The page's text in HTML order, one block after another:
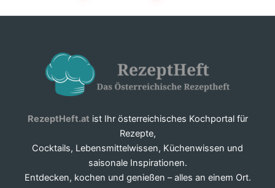
RezeptHeft.at ist Ihr österreichisches Kochportal für
Rezepte,
Cocktails, Lebensmittelwissen, Küchenwissen und
saisonale Inspirationen.
Entdecken, kochen und genießen – alles an einem Ort.